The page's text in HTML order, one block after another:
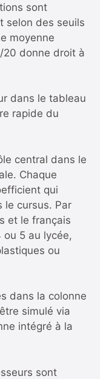
sont
selon des seuils
moyenne
20 donne droit à
dans le tableau
rapide du
central dans le
Chaque
qui
le cursus. Par
et le français
5 au lycée,
ou
dans la colonne
simulé via
intégré à la
sont